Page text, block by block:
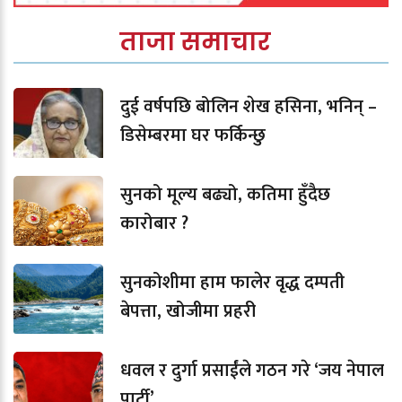
ताजा समाचार
दुई वर्षपछि बोलिन शेख हसिना, भनिन् –
डिसेम्बरमा घर फर्किन्छु
सुनको मूल्य बढ्यो, कतिमा हुँदैछ
कारोबार ?
सुनकोशीमा हाम फालेर वृद्ध दम्पती
बेपत्ता, खोजीमा प्रहरी
धवल र दुर्गा प्रसाईंले गठन गरे ‘जय नेपाल